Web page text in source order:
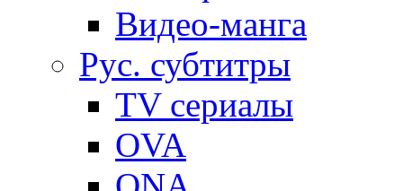
Видео-манга
Рус. субтитры
TV сериалы
OVA